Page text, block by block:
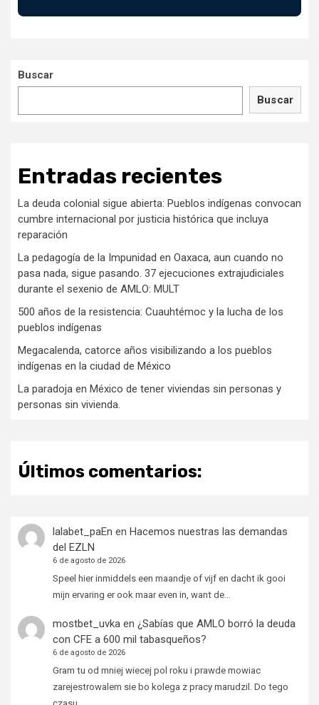
Buscar
Buscar
Entradas recientes
La deuda colonial sigue abierta: Pueblos indígenas convocan
cumbre internacional por justicia histórica que incluya
reparación
La pedagogía de la Impunidad en Oaxaca, aun cuando no
pasa nada, sigue pasando. 37 ejecuciones extrajudiciales
durante el sexenio de AMLO: MULT
500 años de la resistencia: Cuauhtémoc y la lucha de los
pueblos indígenas
Megacalenda, catorce años visibilizando a los pueblos
indígenas en la ciudad de México
La paradoja en México de tener viviendas sin personas y
personas sin vivienda.
Últimos comentarios:
lalabet_paEn en Hacemos nuestras las demandas
del EZLN
6 de agosto de 2026
Speel hier inmiddels een maandje of vijf en dacht ik gooi
mijn ervaring er ook maar even in, want de…
mostbet_uvkaen ¿Sabías que AMLO borró la deuda
con CFE a 600 mil tabasqueños?
6 de agosto de 2026
Gram tu od mniej wiecej pol roku i prawde mowiac
zarejestrowalem sie bo kolega z pracy marudzil. Do tego